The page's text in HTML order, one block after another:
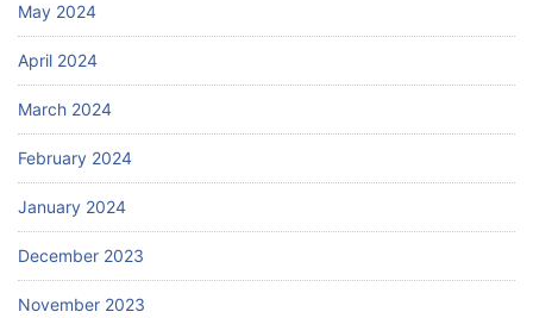
May 2024
April 2024
March 2024
February 2024
January 2024
December 2023
November 2023